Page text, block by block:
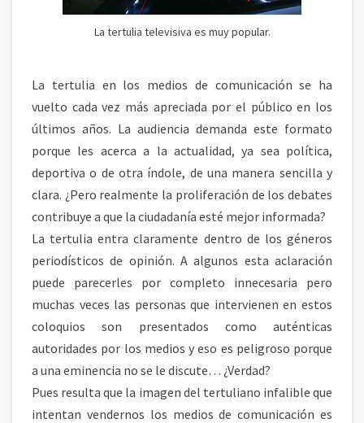
D
O
S
E
B
A
T
E
S
M
E
D
Á
T
I
C
O
La tertulia televisiva es muy popular.
La tertulia en los medios de comunicación se ha
vuelto cada vez más apreciada por el público en los
últimos años. La audiencia demanda este formato
porque les acerca a la actualidad, ya sea política,
deportiva o de otra índole, de una manera sencilla y
clara. ¿Pero realmente la proliferación de los debates
contribuye a que la ciudadanía esté mejor informada?
La tertulia entra claramente dentro de los géneros
periodísticos de opinión. A algunos esta aclaración
puede parecerles por completo innecesaria pero
muchas veces las personas que intervienen en estos
coloquios son presentados como auténticas
autoridades por los medios y eso es peligroso porque
a una eminencia no se le discute… ¿Verdad?
Pues resulta que la imagen del tertuliano infalible que
intentan vendernos los medios de comunicación es